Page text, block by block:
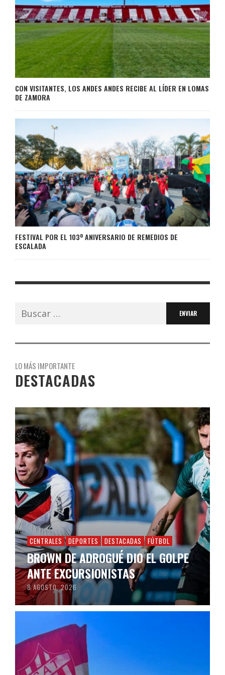
CON VISITANTES, LOS ANDES ANDES RECIBE AL LÍDER EN LOMAS
DE ZAMORA
FESTIVAL POR EL 103º ANIVERSARIO DE REMEDIOS DE
ESCALADA
Buscar:
LO MÁS IMPORTANTE
DESTACADAS
CENTRALES DEPORTES DESTACADAS FÚTBOL
BROWN DE ADROGUÉ DIO EL GOLPE
ANTE EXCURSIONISTAS
8 AGOSTO, 2026